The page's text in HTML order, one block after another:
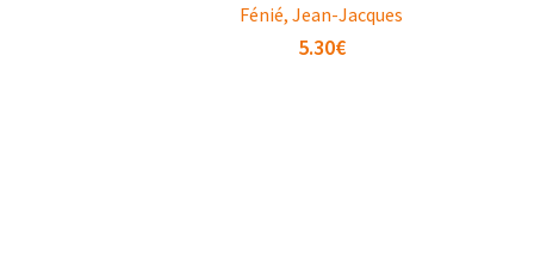
Fénié, Jean-Jacques
5.30€